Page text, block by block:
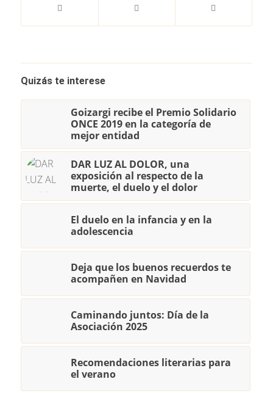
Quizás te interese
Goizargi recibe el Premio Solidario
ONCE 2019 en la categoría de
mejor entidad
DAR LUZ AL DOLOR, una
exposición al respecto de la
muerte, el duelo y el dolor
El duelo en la infancia y en la
adolescencia
Deja que los buenos recuerdos te
acompañen en Navidad
Caminando juntos: Día de la
Asociación 2025
Recomendaciones literarias para
el verano